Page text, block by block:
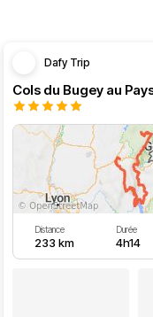
Dafy Trip
Cols du Bugey au
Distance
233 km
Durée
4h14